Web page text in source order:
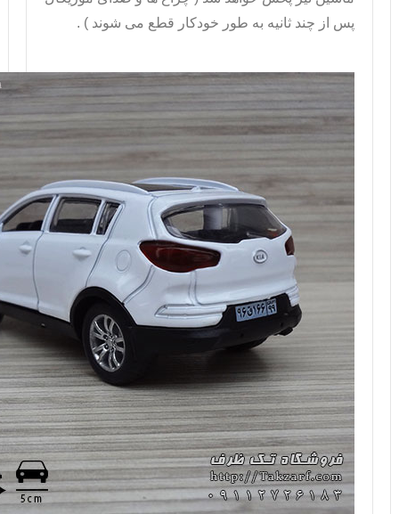
پس از چند ثانیه به طور خودکار قطع می شوند ) .